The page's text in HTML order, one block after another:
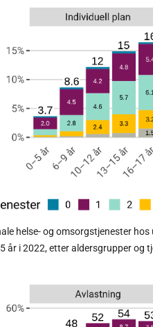
helse- og omsorgstjenester
år i 2022, etter aldersgrupper og